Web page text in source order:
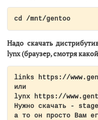
cd /mnt/gentoo
Надо скачать
lynx (браузер, смотря
links https://
или
lynx https://
Нужно скачать -
а то он просто Вам